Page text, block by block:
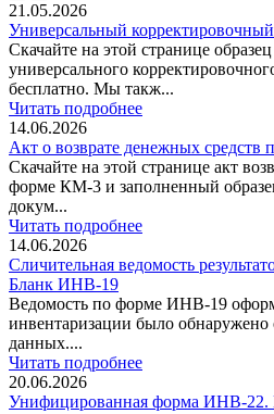
21.05.2026
Универсальный
Скачайте на этой странице
универсального
бесплатно. Мы такж...
Читать подробнее
14.06.2026
Акт о возврате денежных
Скачайте на этой странице акт
форме КМ-3 и заполненный
докум...
Читать подробнее
14.06.2026
Сличительная ведомость
Бланк ИНВ-19
Ведомость по форме ИНВ-19
инвентаризации было обнаружено
данных....
Читать подробнее
20.06.2026
Унифицированная форма ИНВ-22.